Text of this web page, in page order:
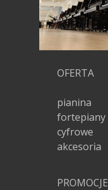
PROMOCJE
OFERTA
pianina
fortepiany
cyfrowe
akcesoria